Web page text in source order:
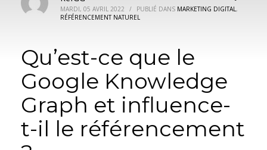
MARDI, 05 AVRIL 2022 / PUBLIÉ DANS MARKETING DIGITAL,
RÉFÉRENCEMENT NATUREL
Qu’est-ce que le
Google Knowledge
Graph et influence-
t-il le référencement